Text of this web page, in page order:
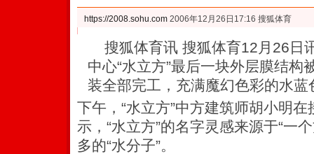
https://2008.sohu.com 2006年12月26日17:16 搜狐体育
搜狐体育讯 搜狐体育12月26日
中心“水立方”最后一块外层膜结构
装全部完工，充满魔幻色彩的水
下午，“水立方”中方建筑师胡小明
示，“水立方”的名字灵感来源于“一
多的“水分子”。